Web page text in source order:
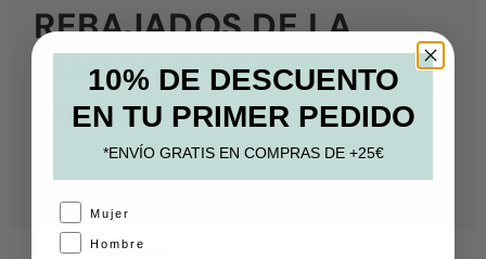
REBAJADOS DE LA
MARCA THIERRY
MUGLER
10% DE DESCUENTO
EN TU PRIMER PEDIDO
*ENVÍO GRATIS EN COMPRAS DE +25€
A Mujer
Hombre